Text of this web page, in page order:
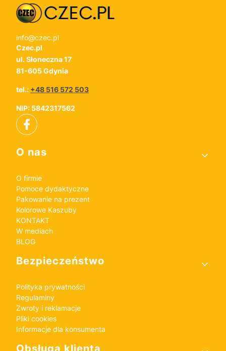
info@czec.pl
Czec.pl
ul. Słoneczna 17
81-605 Gdynia
tel.: +48 516 572 503
NIP: 5842317562
Linki w stopce
O nas
O firmie
Pomoce dydaktyczne
Pakowanie na prezent
Kolorowe Kaszuby
KONTAKT
W mediach
BLOG
Bezpieczeństwo
Polityka prywatności
Regulaminy
Zwroty i reklamacje
Pliki cookies
Informacje dla konsumenta
Obsługa klienta